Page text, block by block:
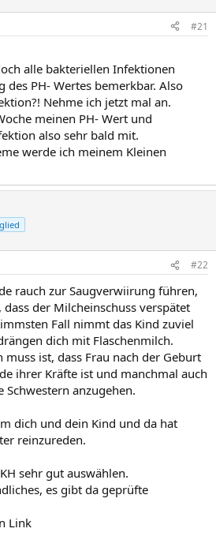
#21
alle bakteriellen Infektionen
des PH- Wertes bemerkbar. Also
Nehme ich jetzt mal an.
meinen PH- Wert und
also sehr bald mit.
werde ich meinem Kleinen
#22
rauch zur Saugverwiirung führen,
der Milcheinschuss verspätet
Fall nimmt das Kind zuviel
dich mit Flaschenmilch.
muss ist, dass Frau nach der Geburt
ihrer Kräfte ist und manchmal auch
anzugehen.
dich und dein Kind und da hat
reinzureden.
sehr gut auswählen.
es gibt da geprüfte
Link